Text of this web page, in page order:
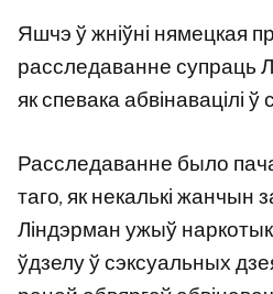
Яшчэ ў жніўні нямецкая
расследаванне супраць
як спевака абвінавацілі
Расследаванне было
таго, як некалькі жанчын
Ліндэрман ужыў
ўдзелу ў сэксуальных